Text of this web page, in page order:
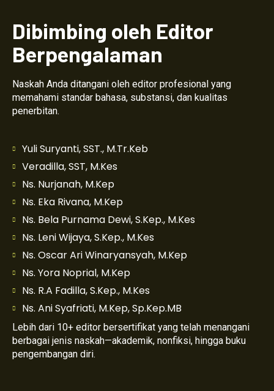
Dibimbing oleh Editor
Berpengalaman
Naskah Anda ditangani oleh editor profesional yang
memahami standar bahasa, substansi, dan kualitas
penerbitan.
Yuli Suryanti, SST., M.Tr.Keb
Veradilla, SST, M.Kes
Ns. Nurjanah, M.Kep
Ns. Eka Rivana, M.Kep
Ns. Bela Purnama Dewi, S.Kep., M.Kes
Ns. Leni Wijaya, S.Kep., M.Kes
Ns. Oscar Ari Winaryansyah, M.Kep
Ns. Yora Noprial, M.Kep
Ns. R.A Fadilla, S.Kep., M.Kes
Ns. Ani Syafriati, M.Kep, Sp.Kep.MB
Lebih dari 10+ editor bersertifikat yang telah menangani
berbagai jenis naskah—akademik, nonfiksi, hingga buku
pengembangan diri.